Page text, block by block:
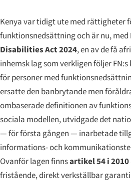
Kenya var tidigt ute med rättigheter
funktionsnedsättning och är nu, med
Disabilities Act 2024, en av de få
inhemsk lag som verkligen följer
för personer med
ersatte den banbrytande men
ombaserade definitionen av
sociala modellen, utvidgade det
— för första gången — inarbetade
informations- och
Ovanför lagen finnsartikel 54 i
fristående, direkt verkställbar